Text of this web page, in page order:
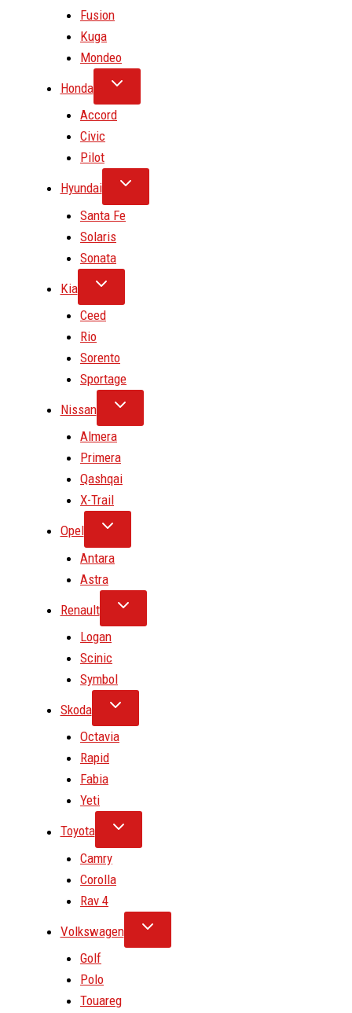
Fusion
Kuga
Mondeo
Honda
Accord
Civic
Pilot
Hyundai
Santa Fe
Solaris
Sonata
Kia
Ceed
Rio
Sorento
Sportage
Nissan
Almera
Primera
Qashqai
X-Trail
Opel
Antara
Astra
Renault
Logan
Scinic
Symbol
Skoda
Octavia
Rapid
Fabia
Yeti
Toyota
Camry
Corolla
Rav 4
Volkswagen
Golf
Polo
Touareg